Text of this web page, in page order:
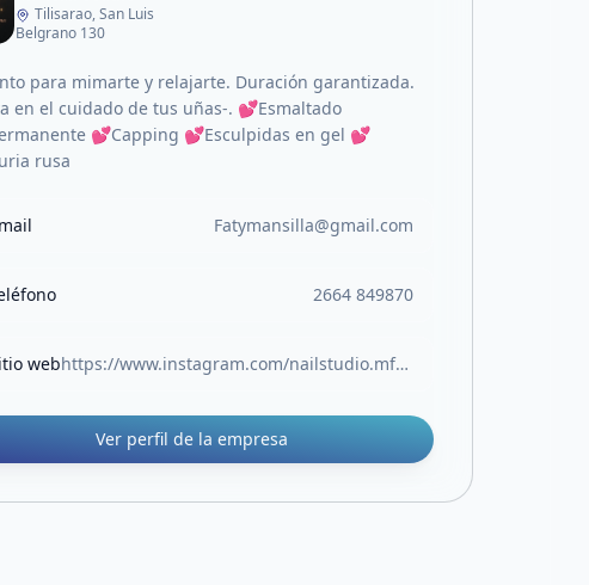
Tilisarao, San Luis
Belgrano 130
para mimarte y relajarte. Duración garantizada.
en el cuidado de tus uñas-. 💕Esmaltado
💕Capping 💕Esculpidas en gel 💕
rusa
Fatymansilla@gmail.com
2664 849870
web https://www.instagram.com/nailstudio.mf__?igsh=MWxsaDFrZXV4bG0zdA
Ver perfil de la empresa